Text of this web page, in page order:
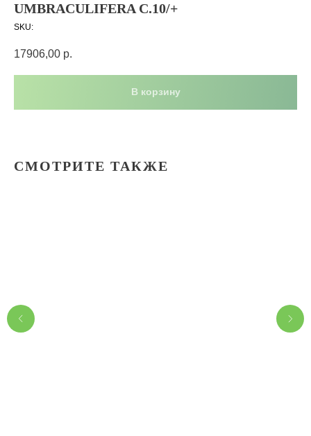
UMBRACULIFERA C.10/+
SKU:
17906,00 р.
В корзину
СМОТРИТЕ ТАКЖЕ